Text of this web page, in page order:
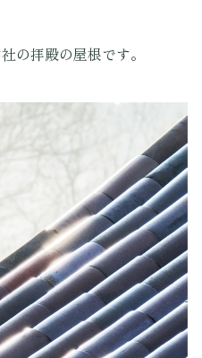
の拝殿の屋根です。